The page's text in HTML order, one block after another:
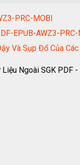
PRC-MOBI
EPUB-AWZ3-PRC-
Và Sụp Đổ Của
Ngoài SGK PDF -